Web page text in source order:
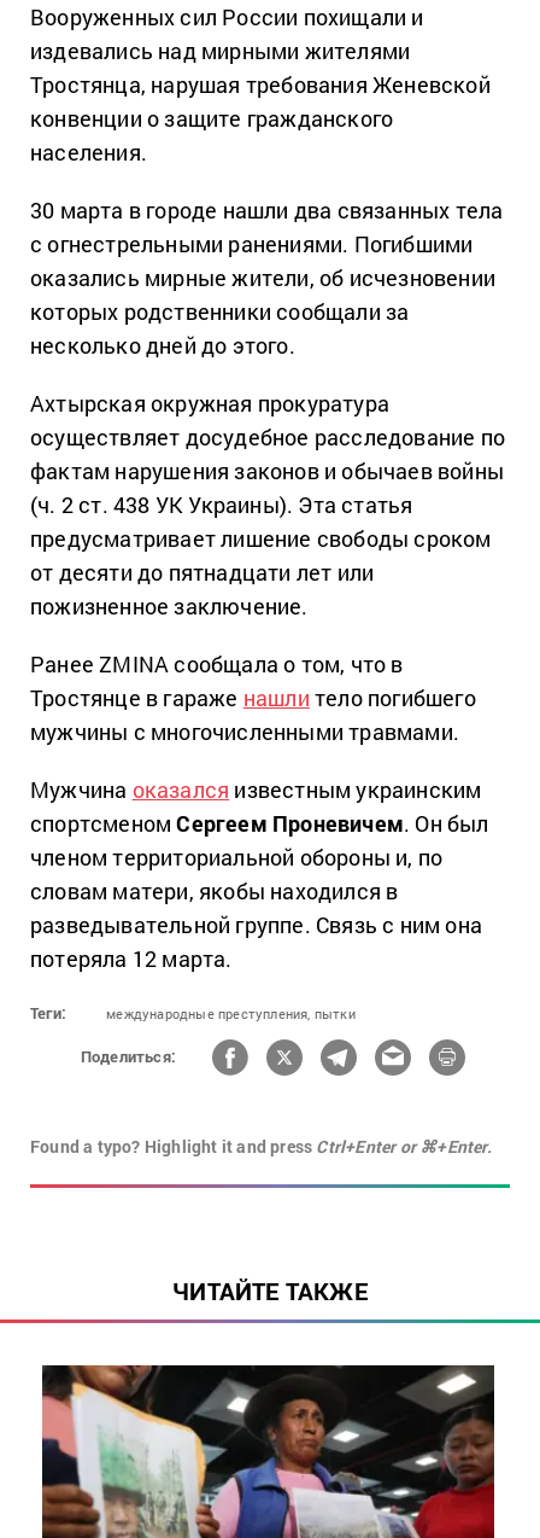
Вооруженных сил России похищали и
издевались над мирными жителями
Тростянца, нарушая требования Женевской
конвенции о защите гражданского
населения.
30 марта в городе нашли два связанных тела
с огнестрельными ранениями. Погибшими
оказались мирные жители, об исчезновении
которых родственники сообщали за
несколько дней до этого.
Ахтырская окружная прокуратура
осуществляет досудебное расследование по
фактам нарушения законов и обычаев войны
(ч. 2 ст. 438 УК Украины). Эта статья
предусматривает лишение свободы сроком
от десяти до пятнадцати лет или
пожизненное заключение.
Ранее ZMINA сообщала о том, что в
Тростянце в гараже нашли тело погибшего
мужчины с многочисленными травмами.
Мужчина оказался известным украинским
спортсменомСергеем Проневичем. Он был
членом территориальной обороны и, по
словам матери, якобы находился в
разведывательной группе. Связь с ним она
потеряла 12 марта.
Теги: международные преступления, пытки
Поделиться:
Found a typo? Highlight it and press Ctrl+Enter or ⌘+Enter.
ЧИТАЙТЕ ТАКЖЕ